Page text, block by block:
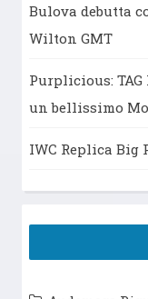
Bulova debutta
Wilton GMT
Purplicious:
un bellissimo
IWC Replica Big